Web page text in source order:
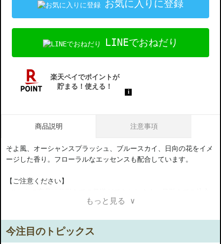
お気に入りに登録
LINEでおねだり
商品説明 注意事項
そよ風、オーシャンスプラッシュ、ブルースカイ、日向の花をイメ
ージした香り。フローラルなエッセンスも配合しています。
【ご注意ください】
いただいた場合は、コンビニ後払いに変更をさせて頂きます。コン
承ください。
◇こちらの商品は、ヤマト運輸、佐川急便もしくは日本郵便で発送
もっと見る ∨
今注目のトピックス